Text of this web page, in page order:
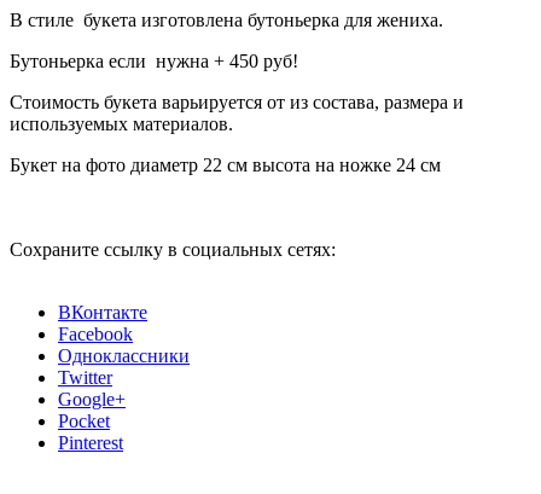
В стиле букета изготовлена бутоньерка для жениха.
Бутоньерка если нужна + 450 руб!
Стоимость букета варьируется от из состава, размера и
используемых материалов.
Букет на фото диаметр 22 см высота на ножке 24 см
Сохраните ссылку в социальных сетях:
ВКонтакте
Facebook
Одноклассники
Twitter
Google+
Pocket
Pinterest